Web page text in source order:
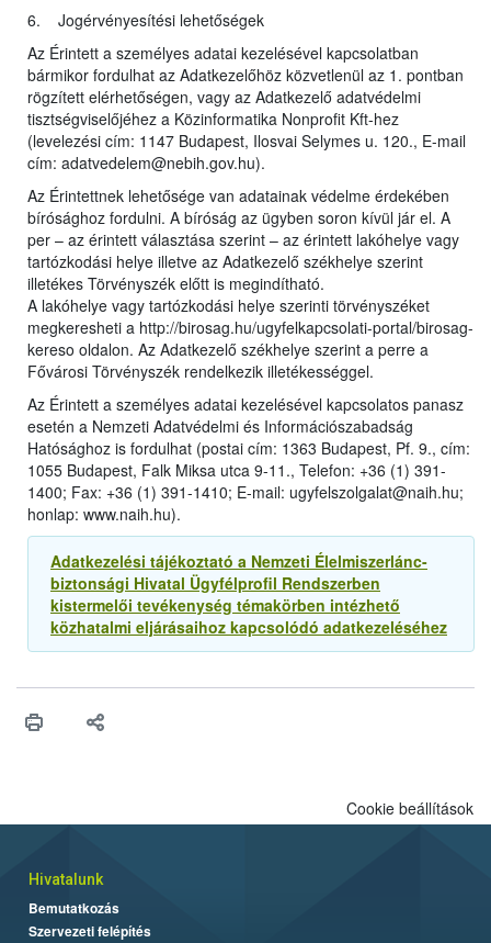
6. Jogérvényesítési lehetőségek
Az Érintett a személyes adatai kezelésével kapcsolatban
bármikor fordulhat az Adatkezelőhöz közvetlenül az 1. pontban
rögzített elérhetőségen, vagy az Adatkezelő adatvédelmi
tisztségviselőjéhez a Közinformatika Nonprofit Kft-hez
(levelezési cím: 1147 Budapest, Ilosvai Selymes u. 120., E-mail
cím: adatvedelem@nebih.gov.hu).
Az Érintettnek lehetősége van adatainak védelme érdekében
bírósághoz fordulni. A bíróság az ügyben soron kívül jár el. A
per – az érintett választása szerint – az érintett lakóhelye vagy
tartózkodási helye illetve az Adatkezelő székhelye szerint
illetékes Törvényszék előtt is megindítható.
A lakóhelye vagy tartózkodási helye szerinti törvényszéket
megkeresheti a http://birosag.hu/ugyfelkapcsolati-portal/birosag-
kereso oldalon. Az Adatkezelő székhelye szerint a perre a
Fővárosi Törvényszék rendelkezik illetékességgel.
Az Érintett a személyes adatai kezelésével kapcsolatos panasz
esetén a Nemzeti Adatvédelmi és Információszabadság
Hatósághoz is fordulhat (postai cím: 1363 Budapest, Pf. 9., cím:
1055 Budapest, Falk Miksa utca 9-11., Telefon: +36 (1) 391-
1400; Fax: +36 (1) 391-1410; E-mail: ugyfelszolgalat@naih.hu;
honlap: www.naih.hu).
Adatkezelési tájékoztató a Nemzeti Élelmiszerlánc-
biztonsági Hivatal Ügyfélprofil Rendszerben
kistermelői tevékenység témakörben intézhető
közhatalmi eljárásaihoz kapcsolódó adatkezeléséhez
Cookie beállítások
Hivatalunk
Bemutatkozás
Szervezeti felépítés